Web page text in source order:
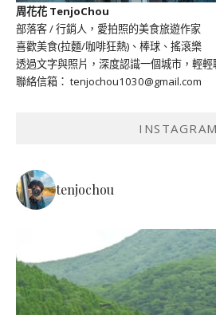
周花花 TenjoChou
部落客 / 行銷人，愛拍照的美食旅遊作家
喜歡美食(拉麵/咖啡狂熱)、棒球、搖滾樂
透過文字與照片，深度認識一個城市，輕輕
聯絡信箱： tenjochou1030@gmail.com
INSTAGRAM
tenjochou